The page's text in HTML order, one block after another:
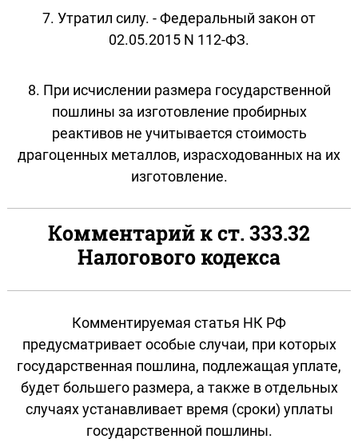
7. Утратил силу. - Федеральный закон от
02.05.2015 N 112-ФЗ.
8. При исчислении размера государственной
пошлины за изготовление пробирных
реактивов не учитывается стоимость
драгоценных металлов, израсходованных на их
изготовление.
Комментарий к ст. 333.32
Налогового кодекса
Комментируемая статья НК РФ
предусматривает особые случаи, при которых
государственная пошлина, подлежащая уплате,
будет большего размера, а также в отдельных
случаях устанавливает время (сроки) уплаты
государственной пошлины.